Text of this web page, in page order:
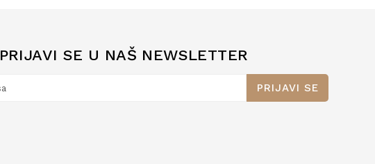
PRIJAVI SE U NAŠ NEWSLETTER
PRIJAVI SE